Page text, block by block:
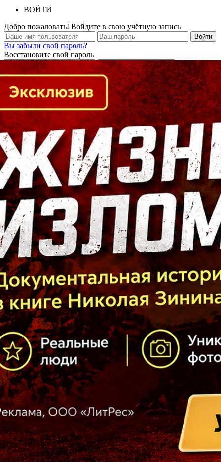
ВОЙТИ
Добро пожаловать! Войдите в свою учётную запись
Вы забыли свой пароль?
Восстановите свой пароль
Кто есть кто в Байкальском регионе